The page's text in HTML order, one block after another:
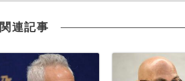
関連記事